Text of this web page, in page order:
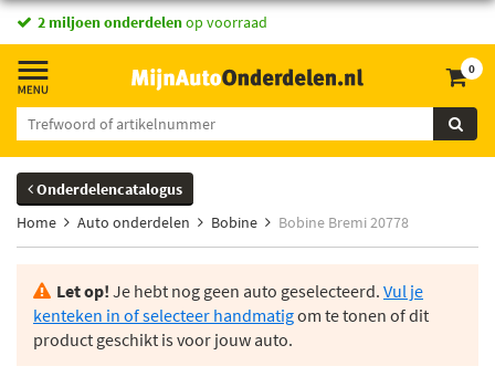
2 miljoen onderdelenop voorraad
0
Onderdelencatalogus
Home
Auto onderdelen Bobine Bobine Bremi 20778
Let op! Je hebt nog geen auto geselecteerd. Vul je
kenteken in of selecteer handmatigom te tonen of dit
product geschikt is voor jouw auto.